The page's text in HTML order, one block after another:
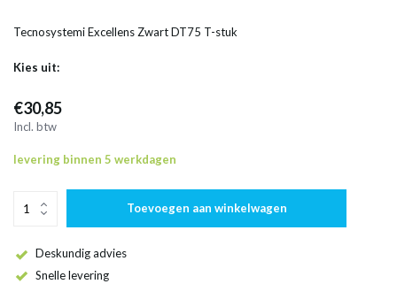
Tecnosystemi Excellens Zwart DT75 T-stuk
Kies uit:
€30,85
Incl. btw
levering binnen 5 werkdagen
Toevoegen aan winkelwagen
Deskundig advies
Snelle levering